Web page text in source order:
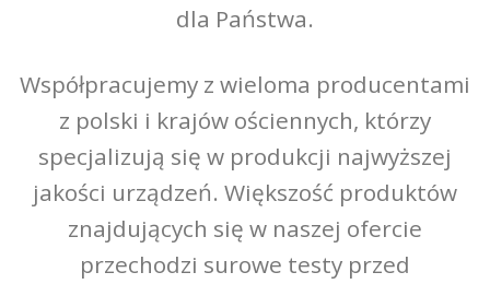
dla Państwa.
Współpracujemy z wieloma producentami
z polski i krajów ościennych, którzy
specjalizują się w produkcji najwyższej
jakości urządzeń. Większość produktów
znajdujących się w naszej ofercie
przechodzi surowe testy przed